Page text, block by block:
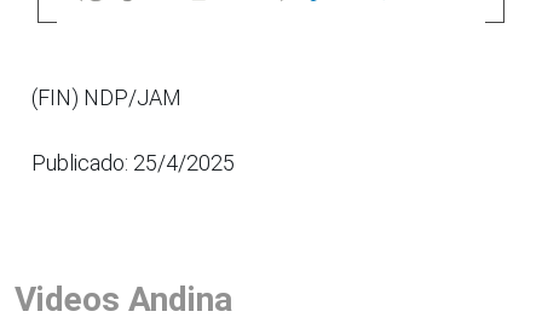
(FIN) NDP/JAM
Publicado: 25/4/2025
Videos Andina